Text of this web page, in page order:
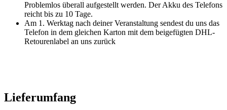
Problemlos überall aufgestellt werden. Der Akku des Telefons
reicht bis zu 10 Tage.
Am 1. Werktag nach deiner Veranstaltung sendest du uns das
Telefon in dem gleichen Karton mit dem beigefügten DHL-
Retourenlabel an uns zurück
Lieferumfang